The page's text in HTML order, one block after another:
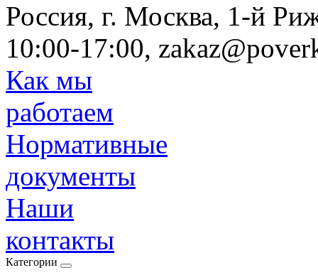
Россия, г. Москва, 1-й
10:00-17:00,
Как мы
работаем
Нормативные
документы
Наши
контакты
Категории